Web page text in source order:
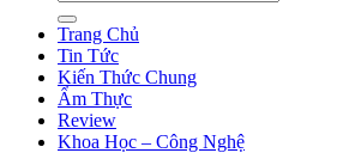
Trang Chủ
Tin Tức
Kiến Thức Chung
Ẩm Thực
Review
Khoa Học – Công Nghệ